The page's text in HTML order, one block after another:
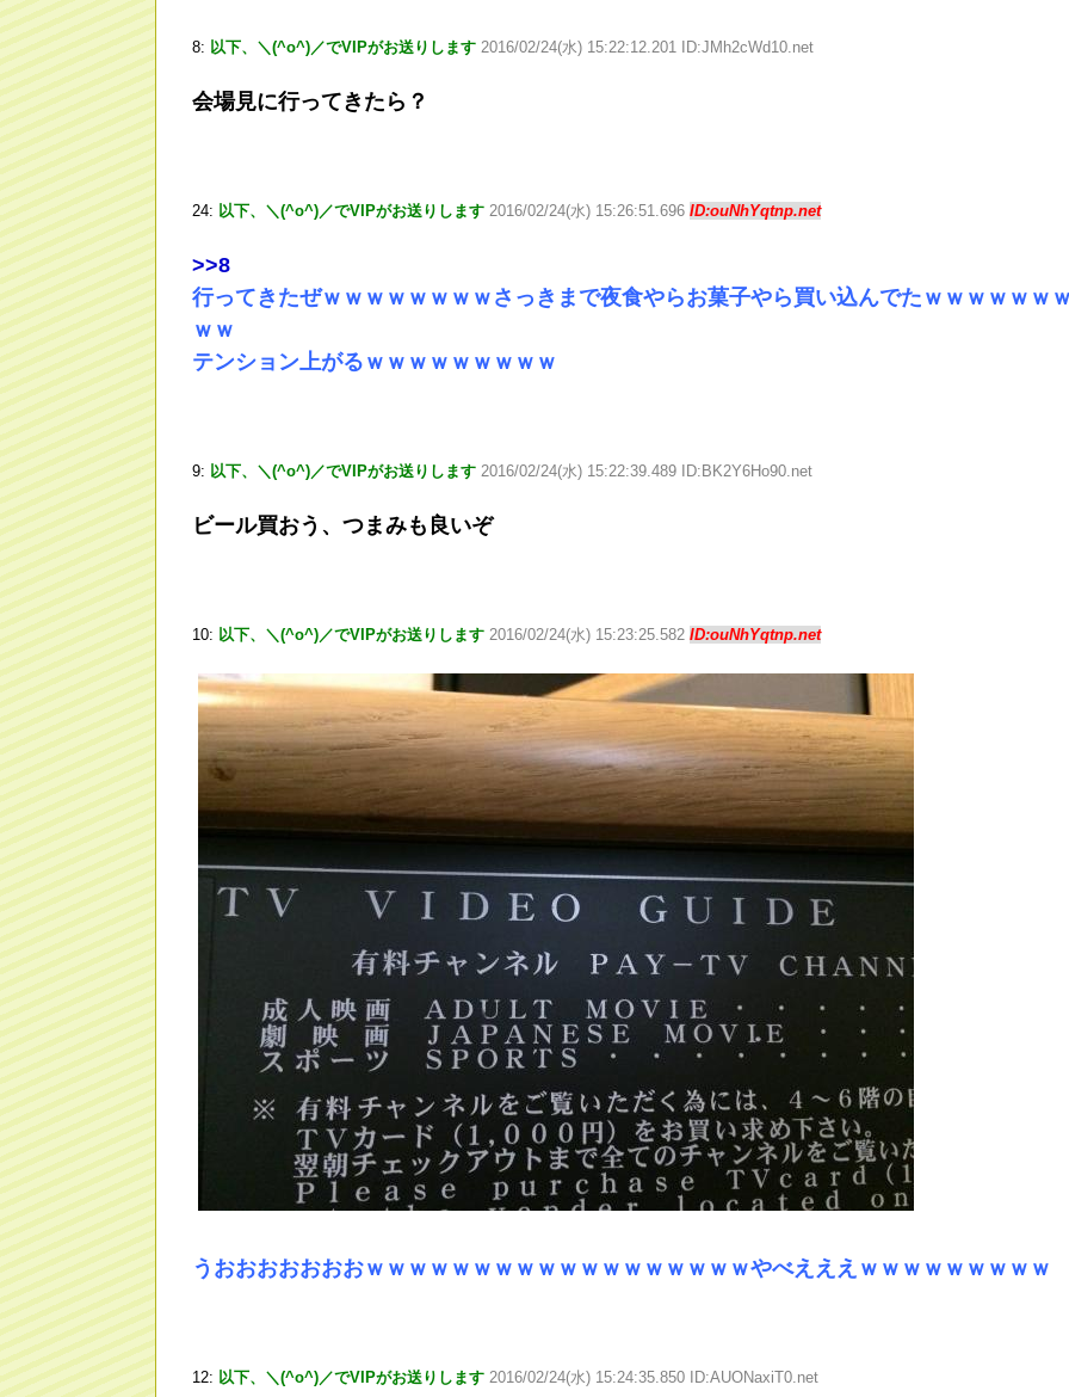
8: 以下、＼(^o^)／でVIPがお送りします 2016/02/24(水) 15:22:12.201 ID:JMh2cWd10.net
会場見に行ってきたら？
24: 以下、＼(^o^)／でVIPがお送りします 2016/02/24(水) 15:26:51.696 ID:ouNhYqtnp.net
>>8
行ってきたぜｗｗｗｗｗｗｗｗさっきまで夜食やらお菓子やら買い込んでたｗｗｗｗｗｗ
ｗｗ
テンション上がるｗｗｗｗｗｗｗｗｗ
9: 以下、＼(^o^)／でVIPがお送りします 2016/02/24(水) 15:22:39.489 ID:BK2Y6Ho90.net
ビール買おう、つまみも良いぞ
10: 以下、＼(^o^)／でVIPがお送りします 2016/02/24(水) 15:23:25.582 ID:ouNhYqtnp.net
うおおおおおおおｗｗｗｗｗｗｗｗｗｗｗｗｗｗｗｗｗｗやべえええｗｗｗｗｗｗｗｗｗ
12: 以下、＼(^o^)／でVIPがお送りします 2016/02/24(水) 15:24:35.850 ID:AUONaxiT0.net